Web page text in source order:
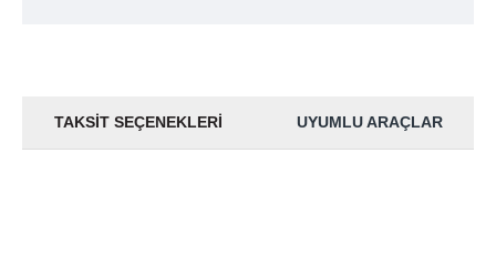
TAKSIT SEÇENEKLERI UYUMLU ARAÇLAR